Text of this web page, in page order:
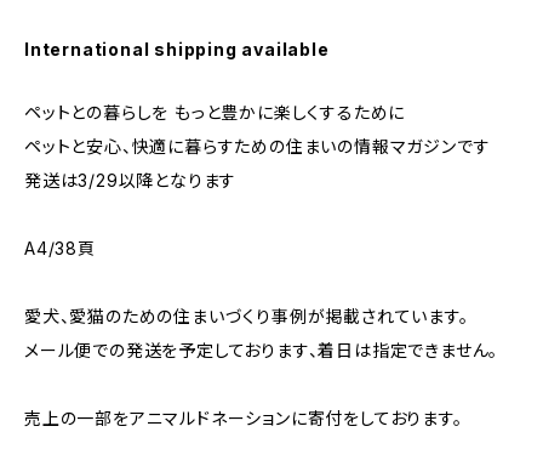
International shipping available
ペットとの暮らしを もっと豊かに楽しくするために
ペットと安心、快適に暮らすための住まいの情報マガジンです
発送は3/29以降となります
A4/38頁
愛犬、愛猫のための住まいづくり事例が掲載されています。
メール便での発送を予定しております、着日は指定できません。
売上の一部をアニマルドネーションに寄付をしております。